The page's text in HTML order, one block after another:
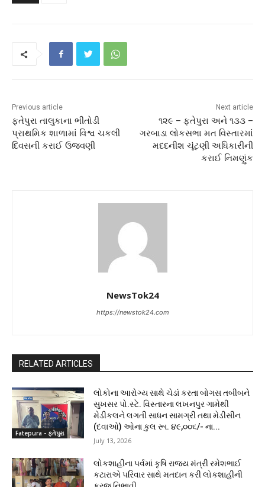
Previous article
ફતેપુરા તાલુકાના ભીતોડી
પ્રાથમિક શાળામાં વિશ્વ ચકલી
દિવસની કરાઈ ઉજવણી
Next article
૧૨૯ – ફતેપુરા અને ૧૩૩ –
ગરબાડા લોકસભા મત વિસ્તારમાં
મદદનીશ ચૂંટણી અધિકારીની
કરાઈ નિમણુંક
NewsTok24
https://newstok24.com
RELATED ARTICLES
Fatepura - ફતેપુરા
લોકોના આરોગ્ય સાથે ચેડાં કરતા બોગસ તબીબને
સુખસર પો.સ્ટે. વિસ્તારના લખનપુર ગામેથી
મેડીકલને લગતી સાધન સામગ્રી તથા મેડીસીન
(દવાઓ) ઓના કુલ રૂા. ૪૯,૦૦૬/- ના...
July 13, 2026
લોકશાહીના પર્વમાં કૃષિ રાજ્ય મંત્રી રમેશભાઈ
કટારાએ પરિવાર સાથે મતદાન કરી લોકશાહીની